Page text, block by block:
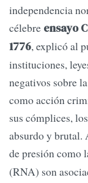
independencia
célebre ensayo
1776, explicó al
instituciones,
negativos sobre
como acción
sus cómplices,
absurdo y brutal.
de presión como
(RNA) son